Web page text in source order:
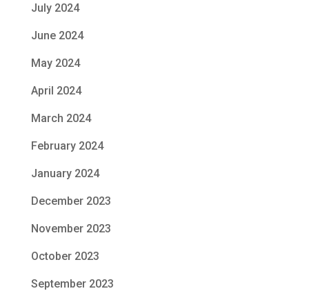
July 2024
June 2024
May 2024
April 2024
March 2024
February 2024
January 2024
December 2023
November 2023
October 2023
September 2023